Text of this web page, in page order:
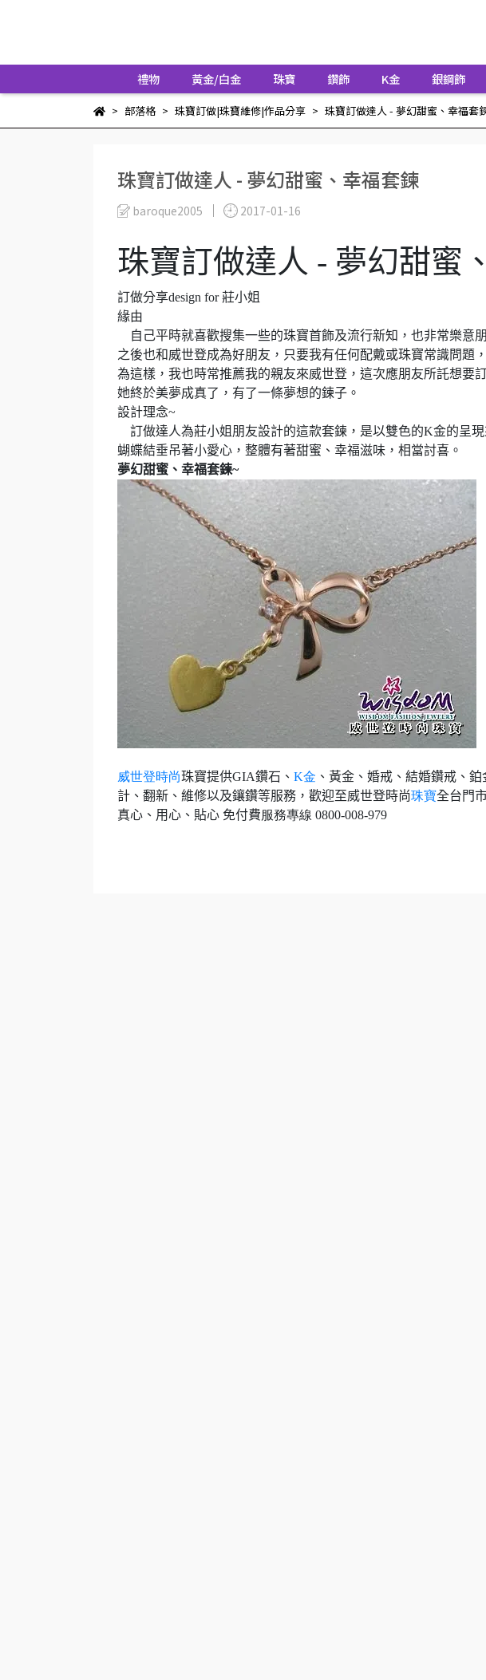
禮物 黃金/白金 珠寶 鑽飾 K金 銀鋼飾
部落格 珠寶訂做|珠寶維修|作品分享 珠寶訂做達人 - 夢幻甜蜜、幸福套
珠寶訂做達人 - 夢幻甜蜜、幸福套鍊
baroque2005 2017-01-16
珠寶訂做達人 - 夢幻甜蜜
訂做分享design for莊小姐
緣由
自己平時就喜歡搜集一些的珠寶首飾及流行新知，也非常樂意
之後也和威世登成為好朋友，只要我有任何配戴或珠寶常識問題
為這樣，我也時常推薦我的親友來威世登，這次應朋友所託想要
她終於美夢成真了，有了一條夢想的鍊子。
設計理念~
訂做達人為莊小姐朋友設計的這款套鍊，是以雙色的K金的呈
蝴蝶結垂吊著小愛心，整體有著甜蜜、幸福滋味，相當討喜。
夢幻甜蜜、幸福套鍊~
威世登時尚珠寶提供GIA鑽石、 K金 、黃金、婚戒、結婚鑽戒、
計、翻新、維修以及鑲鑽等服務，歡迎至威世登時尚珠寶全台門
真心、用心、貼心 免付費服務專線 0800-008-979